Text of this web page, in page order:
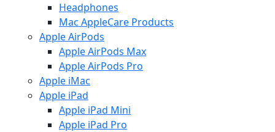
Headphones
Mac AppleCare Products
Apple AirPods
Apple AirPods Max
Apple AirPods Pro
Apple iMac
Apple iPad
Apple iPad Mini
Apple iPad Pro